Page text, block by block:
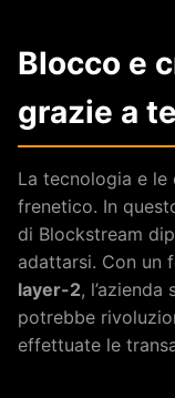
Blocco e
grazie a
La tecnologia e
frenetico. In
di Blockstream
adattarsi. Con un
layer-2,
potrebbe
effettuate le